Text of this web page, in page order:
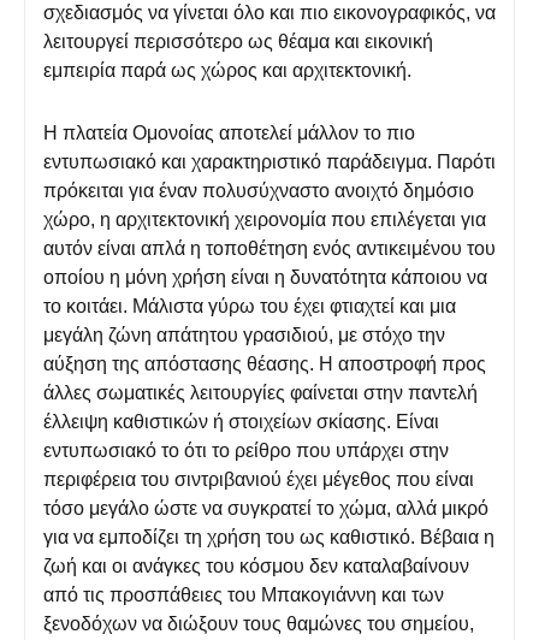
σχεδιασμός να γίνεται όλο και πιο εικονογραφικός, να
λειτουργεί περισσότερο ως θέαμα και εικονική
εμπειρία παρά ως χώρος και αρχιτεκτονική.
Η πλατεία Ομονοίας αποτελεί μάλλον το πιο
εντυπωσιακό και χαρακτηριστικό παράδειγμα. Παρότι
πρόκειται για έναν πολυσύχναστο ανοιχτό δημόσιο
χώρο, η αρχιτεκτονική χειρονομία που επιλέγεται για
αυτόν είναι απλά η τοποθέτηση ενός αντικειμένου του
οποίου η μόνη χρήση είναι η δυνατότητα κάποιου να
το κοιτάει. Μάλιστα γύρω του έχει φτιαχτεί και μια
μεγάλη ζώνη απάτητου γρασιδιού, με στόχο την
αύξηση της απόστασης θέασης. Η αποστροφή προς
άλλες σωματικές λειτουργίες φαίνεται στην παντελή
έλλειψη καθιστικών ή στοιχείων σκίασης. Είναι
εντυπωσιακό το ότι το ρείθρο που υπάρχει στην
περιφέρεια του σιντριβανιού έχει μέγεθος που είναι
τόσο μεγάλο ώστε να συγκρατεί το χώμα, αλλά μικρό
για να εμποδίζει τη χρήση του ως καθιστικό. Βέβαια η
ζωή και οι ανάγκες του κόσμου δεν καταλαβαίνουν
από τις προσπάθειες του Μπακογιάννη και των
ξενοδόχων να διώξουν τους θαμώνες του σημείου,